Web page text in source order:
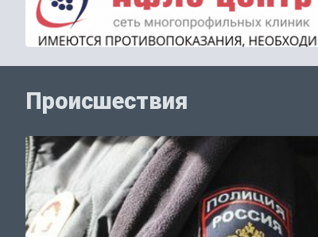
Происшествия